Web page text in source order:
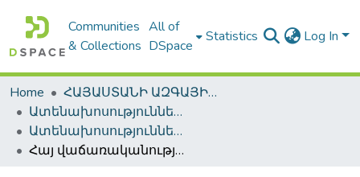
Communities
& Collections
All of
DSpace
Statistics Log In
Home
ՀԱՅԱՍՏԱՆԻ ԱԶԳԱՅԻՆ ԳՐԱԴԱՐԱՆԻ ԹՎԱՅԻՆ ՊԱՀՈՑ / DIGITAL REPOSITORY OF NLA
Ատենախոսություններ և սեղմագրեր / Theses & Abstracts
Ատենախոսություններ և սեղմագրեր / Theses & Abstracts
Հայ վաճառականության ֆենոմենի պատմափիլիսոփայական վերլուծություն (17-18-րդ դարեր)